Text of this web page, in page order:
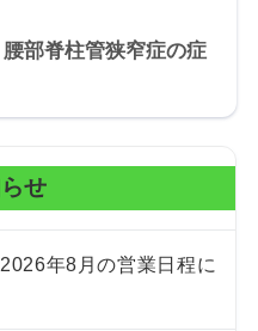
腰部脊柱管狭窄症の症
せ
2026年8月の営業日程に